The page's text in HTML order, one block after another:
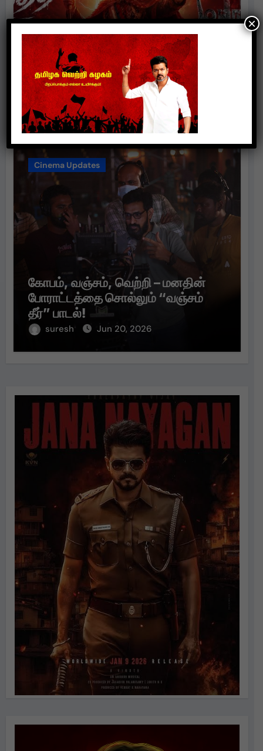
சாம் சி எஸ் இசையில் மிரட்டும்
“ரத்தத்த தா” – டிமான்டி காலனி 3
முதல் பாடல் ரசிகர்களை கவர்ந்து
வருகிறது!
suresh Aug 3, 2026
Cinema Updates
கோபம், வஞ்சம், வெற்றி – மனதின்
போராட்டத்தை சொல்லும் “வஞ்சம்
தீர்” பாடல்!
suresh Jun 20, 2026
×